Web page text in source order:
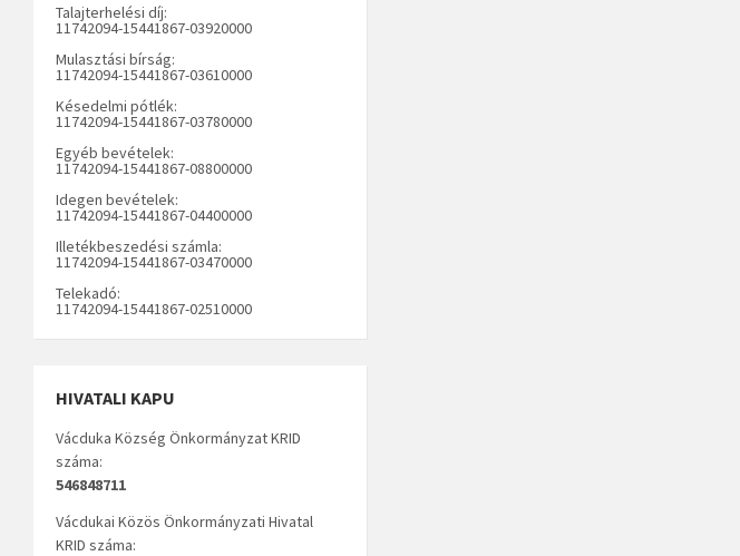
Talajterhelési díj:
11742094-15441867-03920000
Mulasztási bírság:
11742094-15441867-03610000
Késedelmi pótlék:
11742094-15441867-03780000
Egyéb bevételek:
11742094-15441867-08800000
Idegen bevételek:
11742094-15441867-04400000
Illetékbeszedési számla:
11742094-15441867-03470000
Telekadó:
11742094-15441867-02510000
HIVATALI KAPU
Vácduka Község Önkormányzat KRID
száma:
546848711
Vácdukai Közös Önkormányzati Hivatal
KRID száma: